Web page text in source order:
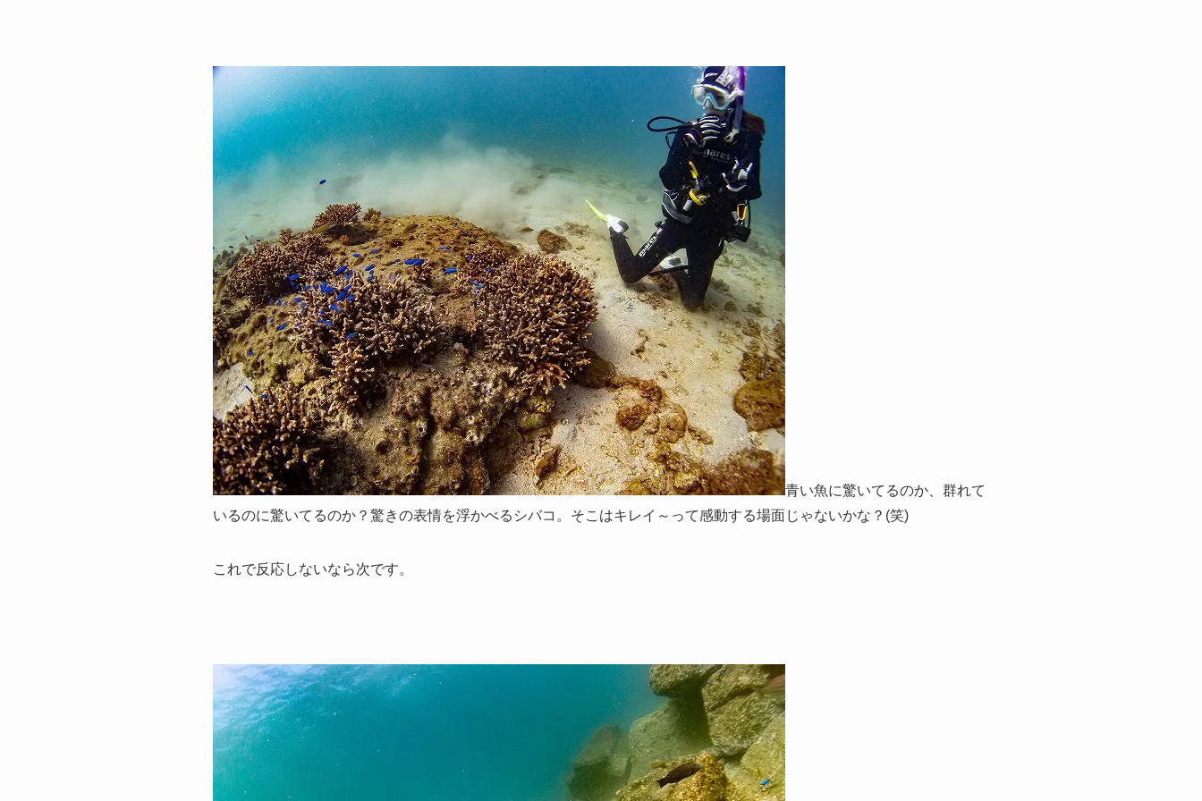
青い魚に驚いてるのか、群れて
いるのに驚いてるのか？驚きの表情を浮かべるシバコ。そこはキレイ～って感動する場面じゃないかな？(笑)
これで反応しないなら次です。